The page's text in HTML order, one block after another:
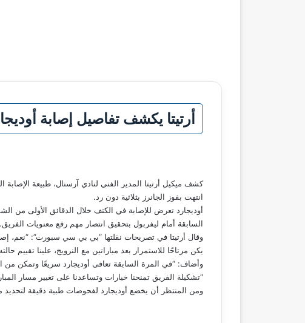
أرتيتا يكشف تفاصيل إصابة
كشف ميكيل أرتيتا المدير الفني لنادي آرسنال، طبيعة
انتهت بفوز الجانرز بثلاثية دون رد.
أوديجارد تعرض للإصابة في الكتف خلال الدقائق الأولى من
السابقة أمام ليفربول بتحقيق انتصار مهم رفع معنويات الفريق.
وقال أرتيتا في تصريحات نقلتها “بي بي سي سبورت”: “نعم،
يكن مرتاحًا للاستمرار بعد مباراتين مع النرويج، علينا تقييم
وأضاف: “في المرة السابقة تعافى أوديجارد سريعًا وتمكن من
“تشكيلة الفريق تمنحنا خيارات وتساعدنا على تغيير مسار
ومن المنتظر أن يخضع أوديجارد لفحوصات طبية دقيقة لتحديد